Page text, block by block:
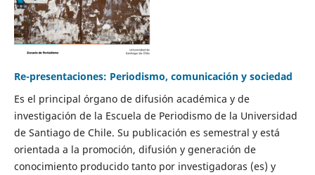
Re-presentaciones: Periodismo, comunicación y sociedad
Es el principal órgano de difusión académica y de
investigación de la Escuela de Periodismo de la Universidad
de Santiago de Chile. Su publicación es semestral y está
orientada a la promoción, difusión y generación de
conocimiento producido tanto por investigadoras (es) y